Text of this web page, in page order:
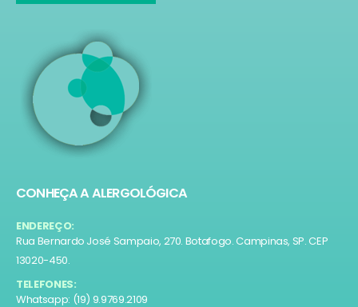
CONHEÇA A ALERGOLÓGICA
ENDEREÇO:
Rua Bernardo José Sampaio, 270. Botafogo. Campinas, SP. CEP
13020-450.
TELEFONES:
Whatsapp: (19) 9.9769.2109